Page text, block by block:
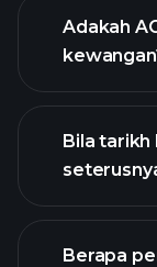
Adakah
ACLS
Bila tarikh
Berapa